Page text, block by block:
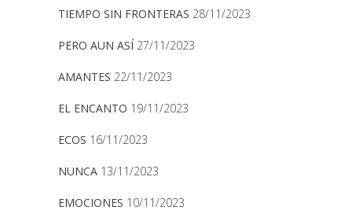
TIEMPO SIN FRONTERAS 28/11/2023
PERO AUN ASÍ 27/11/2023
AMANTES 22/11/2023
EL ENCANTO 19/11/2023
ECOS 16/11/2023
NUNCA 13/11/2023
EMOCIONES 10/11/2023